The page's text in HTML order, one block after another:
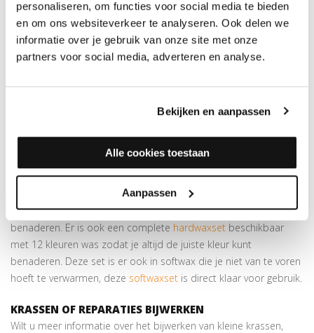
personaliseren, om functies voor social media te bieden
en om ons websiteverkeer te analyseren. Ook delen we
informatie over je gebruik van onze site met onze
partners voor social media, adverteren en analyse.
Bekijken en aanpassen
Alle cookies toestaan
Aanpassen
Met deze Losse hardwaxstaaf 560 Roodbruin Mahonie kun je
kleine beschadigingen in je parket (houten vloer) makkelijk in de
oorspronkelijke kleur repareren. Werk de krassen op de
beschadigde planken gewoon bij met een beetje was.
Voor beschadigingen in je Parket (houten vloer)
ROODBRUIN MAHONIE
Simpelweg de was verwarmen en in de beschadiging smeren
spatel. Indien gewenst kun je een aantal
wasstaafjes met elkaar combineren om de juiste kleur te
benaderen. Er is ook een complete hardwaxset beschikbaar
met 12 kleuren was zodat je altijd de juiste kleur kunt
benaderen. Deze set is er ook in softwax die je niet van te voren
hoeft te verwarmen, deze softwaxset is direct klaar voor gebruik.
KRASSEN OF REPARATIES BIJWERKEN
Wilt u meer informatie over het bijwerken van kleine krassen,